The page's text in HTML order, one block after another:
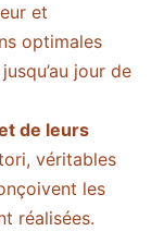
et
optimales
jour de
de leurs
véritables
les
réalisées.